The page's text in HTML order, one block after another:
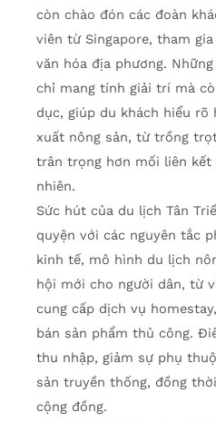
còn chào đón các đoàn
viên từ Singapore, tham
văn hóa địa phương.
chỉ mang tính giải trí mà
dục, giúp du khách hiểu rõ
xuất nông sản, từ trồng
trân trọng hơn mối liên kết
nhiên.
Sức hút của du lịch Tân
quyện với các nguyên tắc
kinh tế, mô hình du lịch
hội mới cho người dân, từ
cung cấp dịch vụ
bán sản phẩm thủ công.
thu nhập, giảm sự phụ
sản truyền thống, đồng
cộng đồng.